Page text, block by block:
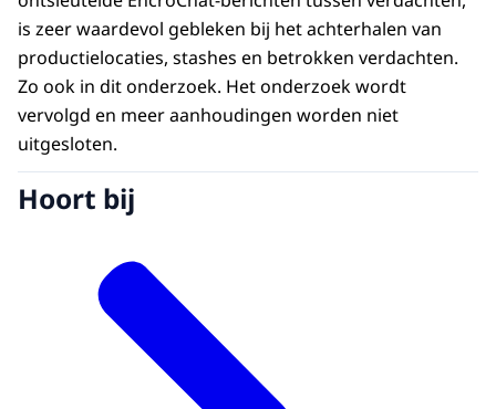
is zeer waardevol gebleken bij het achterhalen van
productielocaties, stashes en betrokken verdachten.
Zo ook in dit onderzoek. Het onderzoek wordt
vervolgd en meer aanhoudingen worden niet
uitgesloten.
Hoort bij